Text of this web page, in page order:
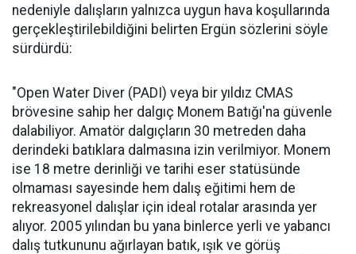
nedeniyle dalışların yalnızca uygun hava koşullarında
gerçekleştirilebildiğini belirten Ergün sözlerini söyle
sürdürdü:
"Open Water Diver (PADI) veya bir yıldız CMAS
brövesine sahip her dalgıç Monem Batığı'na güvenle
dalabiliyor. Amatör dalgıçların 30 metreden daha
derindeki batıklara dalmasına izin verilmiyor. Monem
ise 18 metre derinliği ve tarihi eser statüsünde
olmaması sayesinde hem dalış eğitimi hem de
rekreasyonel dalışlar için ideal rotalar arasında yer
alıyor. 2005 yılından bu yana binlerce yerli ve yabancı
dalış tutkununu ağırlayan batık, ışık ve görüş